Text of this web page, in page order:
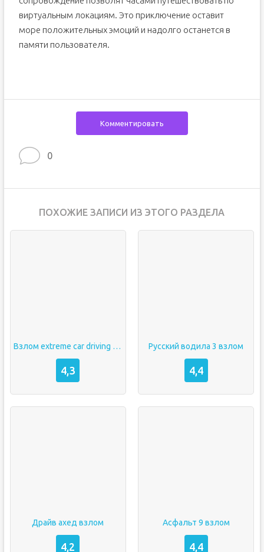
виртуальным локациям. Это приключение оставит
море положительных эмоций и надолго останется в
памяти пользователя.
Комментировать
0
ПОХОЖИЕ ЗАПИСИ ИЗ ЭТОГО РАЗДЕЛА
Взлом extreme car driving simulator
4,3
Русский водила 3 взлом
4,4
Драйв ахед взлом
4,2
Асфальт 9 взлом
4,4